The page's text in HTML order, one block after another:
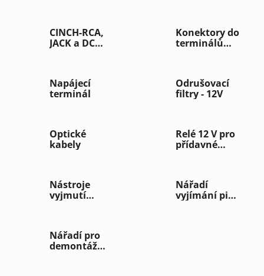
CINCH-RCA,
JACK a DC
Konektory do
terminálů
Napájecí
terminál
Odrušovací
filtry - 12V
Optické
kabely
Relé 12 V pro
přídavné
Nástroje
vyjmutí
Nářadí
vyjímání pinů
Nářadí pro
demontáž